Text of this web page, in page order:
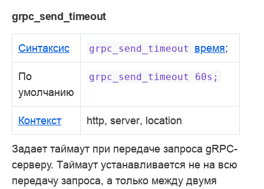
grpc_send_timeout
Синтаксис grpc_send_timeout время;
По
умолчанию
grpc_send_timeout 60s;
Контекст http, server, location
Задает таймаут при передаче запроса gRPC-
серверу. Таймаут устанавливается не на всю
передачу запроса, а только между двумя